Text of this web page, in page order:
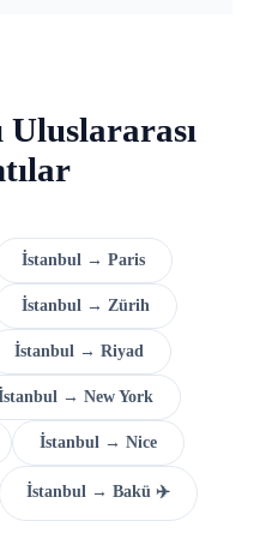
Uluslararası
İstanbul → Paris
İstanbul → Zürih
İstanbul → Riyad
→ New York
İstanbul → Nice
İstanbul → Bakü ✈️